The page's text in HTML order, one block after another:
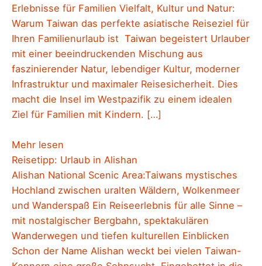
Erlebnisse für Familien Vielfalt, Kultur und Natur:
Warum Taiwan das perfekte asiatische Reiseziel für
Ihren Familienurlaub ist Taiwan begeistert Urlauber
mit einer beeindruckenden Mischung aus
faszinierender Natur, lebendiger Kultur, moderner
Infrastruktur und maximaler Reisesicherheit. Dies
macht die Insel im Westpazifik zu einem idealen
Ziel für Familien mit Kindern. […]
Mehr lesen
Reisetipp: Urlaub in Alishan
Alishan National Scenic Area:Taiwans mystisches
Hochland zwischen uralten Wäldern, Wolkenmeer
und Wanderspaß Ein Reiseerlebnis für alle Sinne –
mit nostalgischer Bergbahn, spektakulären
Wanderwegen und tiefen kulturellen Einblicken
Schon der Name Alishan weckt bei vielen Taiwan-